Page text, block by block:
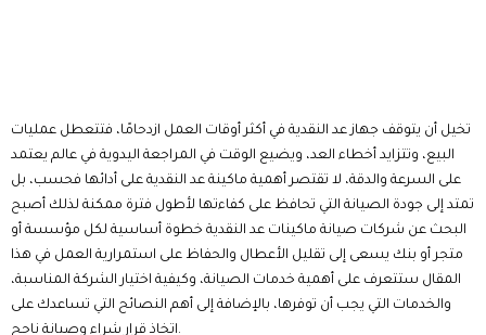
تخيل أن يتوقف جهاز عد النقدية في أكثر أوقات العمل ازدحامًا، فتتعطل عمليات
البيع، وتتزايد أخطاء العد، ويضيع الوقت في المراجعة اليدوية في عالم يعتمد
على السرعة والدقة، لا تقتصر أهمية ماكينة عد النقدية على أدائها فحسب، بل
تمتد إلى جودة الصيانة التي تحافظ على كفاءتها لأطول فترة ممكنة لذلك أصبح
البحث عن شركات صيانة ماكينات عد النقدية خطوة أساسية لكل مؤسسة أو
متجر أو بنك يسعى إلى تقليل الأعطال والحفاظ على استمرارية العمل في هذا
المقال ستتعرف على أهمية خدمات الصيانة، وكيفية اختيار الشركة المناسبة،
والخدمات التي يجب أن توفرها، بالإضافة إلى أهم النصائح التي تساعدك على
اتخاذ قرار شراء وصيانة ناجح.